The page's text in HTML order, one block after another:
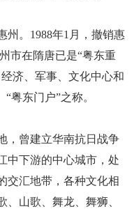
州。1988年1月，撤销惠
市在隋唐已是“粤东重
济、军事、文化中心和
粤东门户”之称。
，曾建立华南抗日战争
中下游的中心城市，处
交汇地带，各种文化相
山歌、舞龙、舞狮、